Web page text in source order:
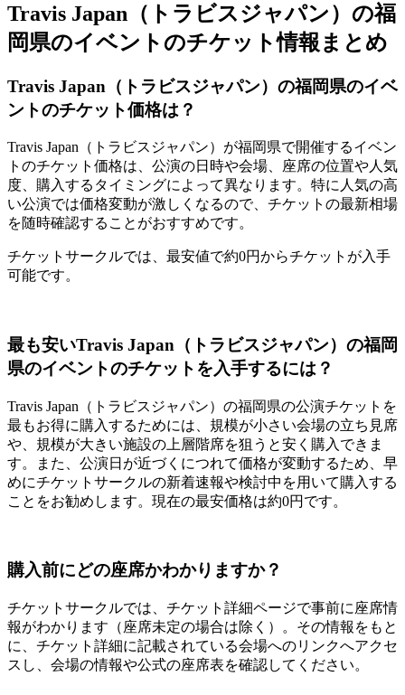
Travis Japan（トラビスジャパン）の福
岡県のイベントのチケット情報まとめ
Travis Japan（トラビスジャパン）の福岡県のイベ
ントのチケット価格は？
Travis Japan（トラビスジャパン）が福岡県で開催するイベン
トのチケット価格は、公演の日時や会場、座席の位置や人気
度、購入するタイミングによって異なります。特に人気の高
い公演では価格変動が激しくなるので、チケットの最新相場
を随時確認することがおすすめです。
チケットサークルでは、最安値で約0円からチケットが入手
可能です。
最も安いTravis Japan（トラビスジャパン）の福岡
県のイベントのチケットを入手するには？
Travis Japan（トラビスジャパン）の福岡県の公演チケットを
最もお得に購入するためには、規模が小さい会場の立ち見席
や、規模が大きい施設の上層階席を狙うと安く購入できま
す。また、公演日が近づくにつれて価格が変動するため、早
めにチケットサークルの新着速報や検討中を用いて購入する
ことをお勧めします。現在の最安価格は約0円です。
購入前にどの座席かわかりますか？
チケットサークルでは、チケット詳細ページで事前に座席情
報がわかります（座席未定の場合は除く）。その情報をもと
に、チケット詳細に記載されている会場へのリンクへアクセ
スし、会場の情報や公式の座席表を確認してください。